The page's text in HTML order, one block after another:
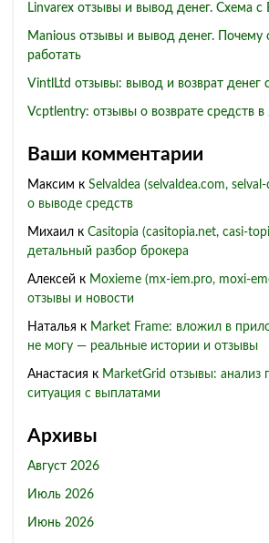
Linvarex отзывы и вывод денег. Схема с
Manious отзывы и вывод денег. Почему
работать
VintlLtd отзывы: вывод и возврат денег
Vcptlentry: отзывы о возврате средств в
Ваши комментарии
Максим к Selvaldea (selvaldea.com,
о выводе средств
Михаил к Casitopia (casitopia.net, casi-
детальный разбор брокера
Алексей к Moxieme (mx-iem.pro, moxi-
отзывы и новости
Наталья к Market Frame: вложил в
не могу — реальные истории и отзывы
Анастасия к MarketGrid отзывы: анализ
ситуация с выплатами
Архивы
Август 2026
Июль 2026
Июнь 2026